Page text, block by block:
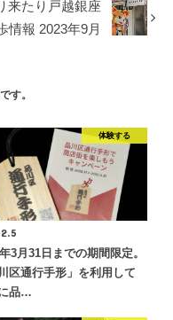
来たり戸越銀座
情報 2023年9月
す。
体験する
3月31日までの期間限定。
川区通行手形」を利用して
品…